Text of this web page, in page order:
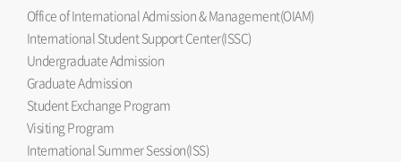
Office of International Admission & Management(OIAM)
International Student Support Center(ISSC)
Undergraduate Admission
Graduate Admission
Student Exchange Program
Visiting Program
International Summer Session(ISS)